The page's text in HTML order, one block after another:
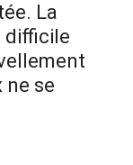
La
difficile
ne se